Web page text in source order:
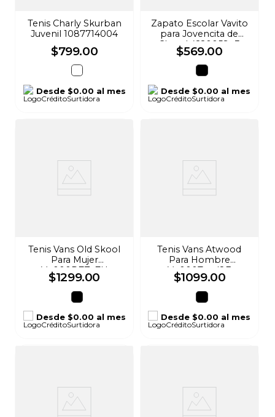
Tenis Charly Skurban
Juvenil 1087714004
$799.00
Desde$0.00 al mes
Zapato Escolar Vavito
para Jovencita de
Charol 422005St-3
$569.00
Desde $0.00 al mes
Tenis Vans Old Skool
Para Mujer
Vn000D7Zy7U
$1299.00
Desde$0.00 al mes
Tenis Vans Atwood
Para Hombre
Vn000Tuyd8E
$1099.00
Desde $0.00 al mes